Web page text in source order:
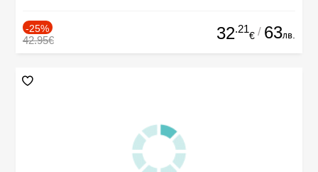
-25%
42.95€ 32.21
€ / 63лв.